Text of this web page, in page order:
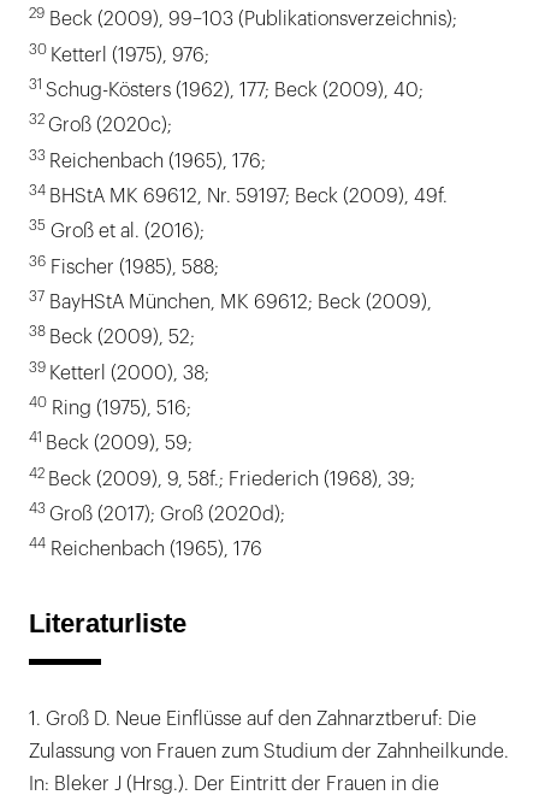
29 Beck (2009), 99–103 (Publikationsverzeichnis);
30 Ketterl (1975), 976;
31 Schug-Kösters (1962), 177; Beck (2009), 40;
32 Groß (2020c);
33 Reichenbach (1965), 176;
34 BHStA MK 69612, Nr. 59197; Beck (2009), 49f.
35 Groß et al. (2016);
36 Fischer (1985), 588;
37 BayHStA München, MK 69612; Beck (2009),
38 Beck (2009), 52;
39 Ketterl (2000), 38;
40 Ring (1975), 516;
41 Beck (2009), 59;
42 Beck (2009), 9, 58f.; Friederich (1968), 39;
43 Groß (2017); Groß (2020d);
44 Reichenbach (1965), 176
Literaturliste
1. Groß D. Neue Einflüsse auf den Zahnarztberuf: Die
Zulassung von Frauen zum Studium der Zahnheilkunde.
In: Bleker J (Hrsg.). Der Eintritt der Frauen in die